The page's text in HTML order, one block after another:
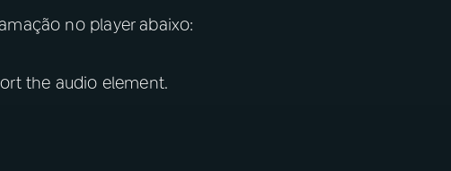
no player abaixo:
the audio element.